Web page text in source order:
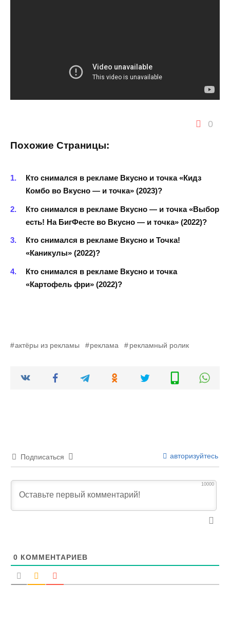
0
Похожие Страницы:
Кто снимался в рекламе Вкусно и точка «Кидз
Комбо во Вкусно — и точка» (2023)?
Кто снимался в рекламе Вкусно — и точка «Выбор
есть! На БигФесте во Вкусно — и точка» (2022)?
Кто снимался в рекламе Вкусно и Точка!
«Каникулы» (2022)?
Кто снимался в рекламе Вкусно и точка
«Картофель фри» (2022)?
актёры из рекламы реклама рекламный ролик
Подписаться авторизуйтесь
10000
0 КОММЕНТАРИЕВ